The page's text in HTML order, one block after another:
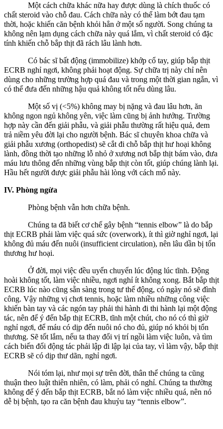
Một cách chữa khác nữa hay được dùng là chích thuốc có
chất steroid vào chỗ đau. Cách chữa này có thể làm bớt đau tạm
thời, hoặc khiến căn bệnh khỏi hẳn ở một số người. Song chúng ta
không nên lạm dụng cách chữa này quá lắm, vì chất steroid có đặc
tính khiến chỗ bắp thịt đã rách lâu lành hơn.
Có bác sĩ bất động (immobilize) khớp cổ tay, giúp bắp thịt
ECRB nghỉ ngơi, không phải hoạt động. Sự chữa trị này chỉ nên
dùng cho những trường hợp quá đau và trong một thời gian ngắn, vì
có thể đưa đến những hậu quả không tốt nếu dùng lâu.
Một số vị (<5%) không may bị nặng và đau lâu hơn, ăn
không ngon ngủ không yên, việc làm cũng bị ảnh hưởng. Trường
hợp này cần đến giải phẫu, và giải phẫu thường rất hiệu quả, đem
trả niềm yêu đời lại cho người bệnh. Bác sĩ chuyên khoa chữa và
giải phẫu xương (orthopedist) sẽ cắt đi chỗ bắp thịt hư hoại không
lành, đồng thời tạo những lỗ nhỏ ở xương nơi bắp thịt bám vào, đưa
máu lưu thông đến những vùng bắp thịt còn tốt, giúp chúng lành lại.
Hầu hết người được giải phẫu hài lòng với cách mổ này.
IV. Phòng ngừa
Phòng bệnh vẫn hơn chữa bệnh.
Chúng ta đã biết cơ chế gây bệnh “tennis elbow” là do bắp
thịt ECRB phải làm việc quá sức (overwork), ít thì giờ nghỉ ngơi, lại
không đủ máu đến nuôi (insufficient circulation), nên lâu dần bị tổn
thương hư hoại.
Ở đời, mọi việc đều uyển chuyển lúc động lúc tĩnh. Động
hoài không tốt, làm việc nhiều, ngơi nghỉ ít không xong. Bắt bắp thịt
ECRB lúc nào cũng sẵn sàng trong tư thế động, có ngày nó sẽ đình
công. Vậy những vị chơi tennis, hoặc làm nhiều những công việc
khiến bàn tay và các ngón tay phải thi hành đi thi hành lại một động
tác, nên để ý đến bắp thịt ECRB, tĩnh một chút, cho nó có thì giờ
nghỉ ngơi, để máu có dịp đến nuôi nó cho đủ, giúp nó khỏi bị tổn
thương. Sẽ tốt lắm, nếu ta thay đổi vị trí ngồi làm việc luôn, và tìm
cách biến đổi động tác phải lập đi lập lại của tay, vì làm vậy, bắp thịt
ECRB sẽ có dịp thư dãn, nghỉ ngơi.
Nói tóm lại, như mọi sự trên đời, thân thể chúng ta cũng
thuận theo luật thiên nhiên, có làm, phải có nghỉ. Chúng ta thường
không để ý đến bắp thịt ECRB, bắt nó làm việc nhiều quá, nên nó
dễ bị bệnh, tạo ra căn bệnh đau khuỷu tay “tennis elbow”.